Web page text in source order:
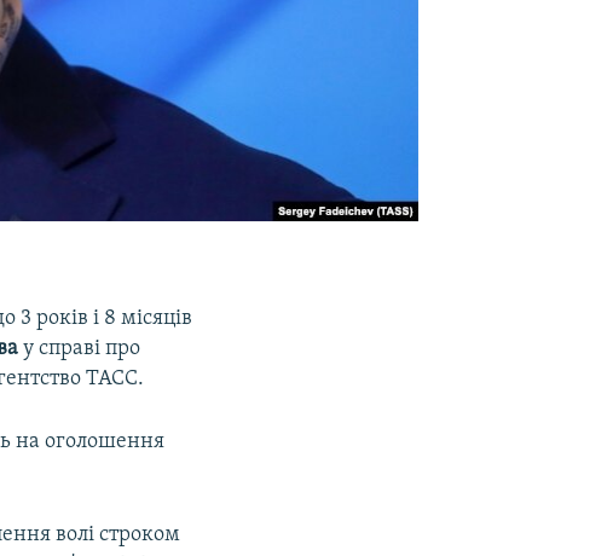
років і 8 місяців
у справі про
ТАСС.
на оголошення
волі строком